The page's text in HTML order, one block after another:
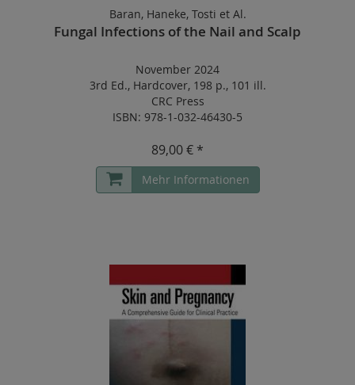
Baran, Haneke, Tosti et Al.
Fungal Infections of the Nail and Scalp
November 2024
3rd Ed., Hardcover, 198 p., 101 ill.
CRC Press
ISBN: 978-1-032-46430-5
89,00 € *
Mehr Informationen